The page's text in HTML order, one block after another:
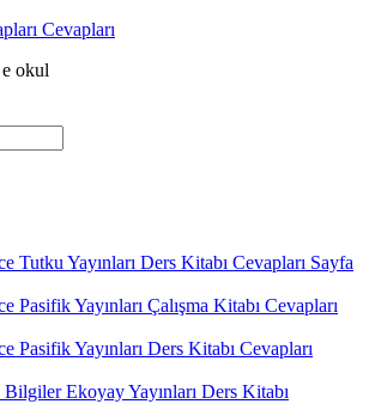
Cevapları
e okul
Tutku Yayınları Ders Kitabı Cevapları Sayfa
Pasifik Yayınları Çalışma Kitabı Cevapları
Pasifik Yayınları Ders Kitabı Cevapları
Bilgiler Ekoyay Yayınları Ders Kitabı